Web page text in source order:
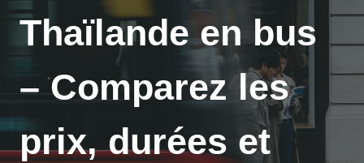
Thaïlande en bus
– Comparez les
prix, durées et